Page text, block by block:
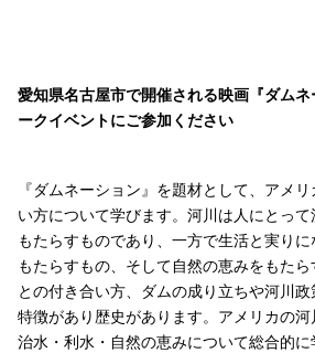
愛知県名古屋市で開催される映画『ダム
ークイベントにご参加ください
『ダムネーション』を題材として、アメ
い方について学びます。河川は人にとっ
もたらすものであり、一方で生活と実り
もたらすもの、そして自然の恵みをもた
との付き合い方、ダムの成り立ちや河川
特徴があり歴史があります。アメリカの河
治水・利水・自然の恵みについて総合的に